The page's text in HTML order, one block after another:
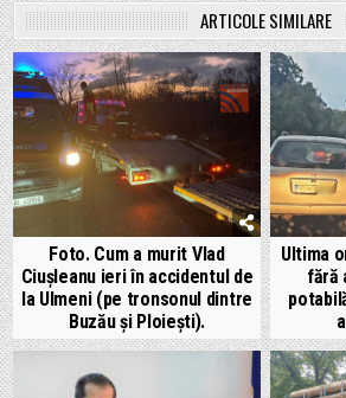
ARTICOLE SIMILARE
Foto. Cum a murit Vlad
Ciușleanu ieri în accidentul de
la Ulmeni (pe tronsonul dintre
Buzău și Ploiești).
Ultima
fără